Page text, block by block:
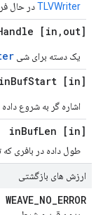
TLVWriterدر حال
[in
, out] in
یک دسته برای شی
[in] in
BufStart
اشاره گر به شروع داده
[in] in
BufLen
طول داده در بافری
ارزش های بازگشتی
WEAVE_NO_ERROR